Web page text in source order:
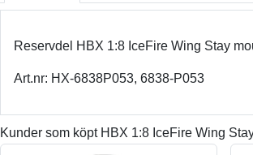
Reservdel HBX 1:8 IceFire Wing Stay
Art.nr: HX-6838P053, 6838-P053
Kunder som köpt HBX 1:8 IceFire Wing